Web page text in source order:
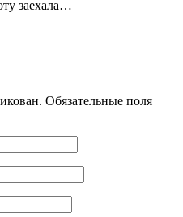
заехала…
Обязательные поля